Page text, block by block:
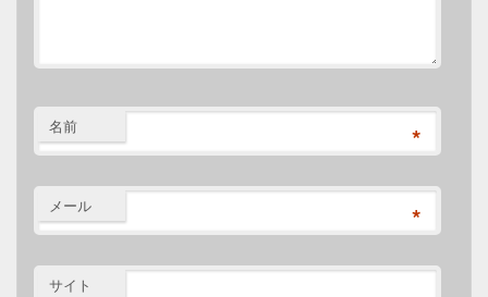
名前 *
メール *
サイト